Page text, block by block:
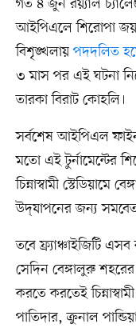
আইপিএলে শিরোপা জয়
বিশৃঙ্খলায় পদদলিত
৩ মাস পর এই ঘটনা
তারকা বিরাট কোহলি।
সর্বশেষ আইপিএল
মতো এই টুর্নামেন্টের
চিন্নাস্বামী স্টেডিয়ামে
উদ্‌যাপনের জন্য
তবে ফ্র্যাঞ্চাইজিটি
সেদিন বেঙ্গালুরু শহরের
করতে করতেই
পাতিদার, ক্রুনাল